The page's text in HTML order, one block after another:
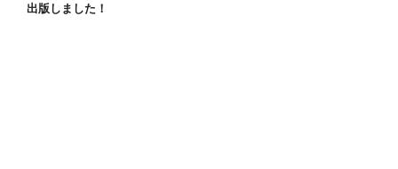
出版しました！